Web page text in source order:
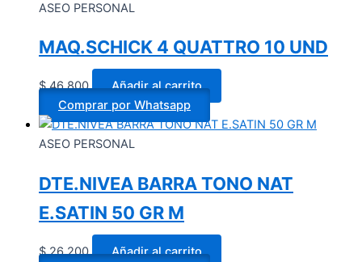
ASEO PERSONAL
MAQ.SCHICK 4 QUATTRO 10 UND
$46.800
Añadir al carrito
Comprar por Whatsapp
ASEO PERSONAL
DTE.NIVEA BARRA TONO NAT
E.SATIN 50 GR M
$26.200
Añadir al carrito